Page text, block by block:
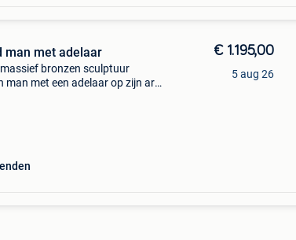
man met adelaar
bronzen sculptuur
man met een adelaar op zijn arm.
€ 1.195,00
5 aug 26